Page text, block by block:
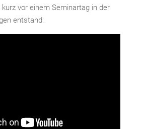
vor einem Seminartag in der
entstand: